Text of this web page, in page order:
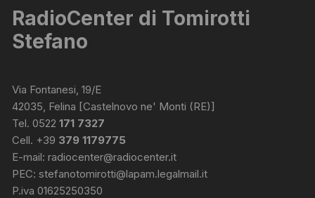
RadioCenter di Tomirotti
Stefano
Via Fontanesi, 19/E
42035, Felina [Castelnovo ne' Monti (RE)]
Tel. 0522171 7327
Cell. +39 379 1179775
E-mail:radiocenter@radiocenter.it
PEC:stefanotomirotti@lapam.legalmail.it
P.iva 01625250350